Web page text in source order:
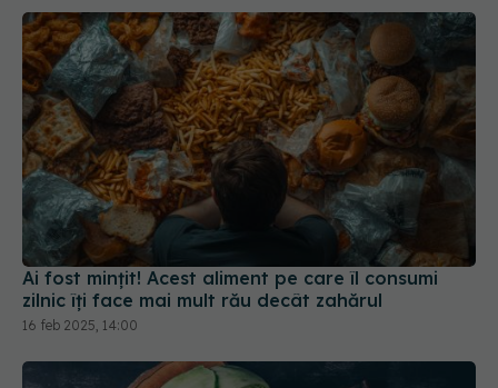
Ai fost mințit! Acest aliment pe care îl consumi
zilnic îți face mai mult rău decât zahărul
16 feb 2025, 14:00